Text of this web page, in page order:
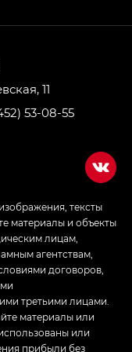
ЛАУНЖ —
11
53-08-55
тексты
материалы и объекты
лицам,
агентствам,
договоров,
третьими лицами.
материалы или
или
прибыли без